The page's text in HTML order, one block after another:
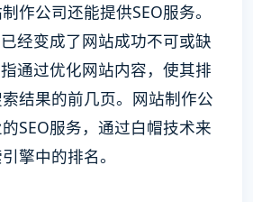
作公司还能提供SEO服务。
经变成了网站成功不可或缺
通过优化网站内容，使其排
结果的前几页。网站制作公
SEO服务，通过白帽技术来
擎中的排名。